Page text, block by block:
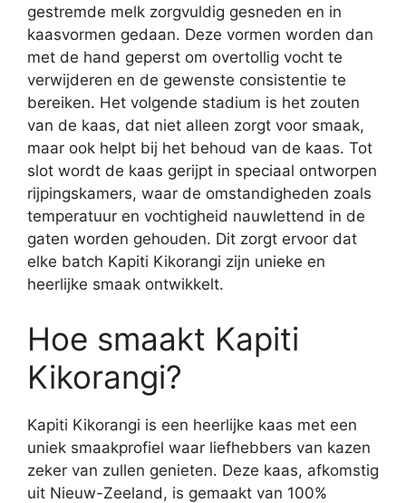
gestremde melk zorgvuldig gesneden en in
kaasvormen gedaan. Deze vormen worden dan
met de hand geperst om overtollig vocht te
verwijderen en de gewenste consistentie te
bereiken. Het volgende stadium is het zouten
van de kaas, dat niet alleen zorgt voor smaak,
maar ook helpt bij het behoud van de kaas. Tot
slot wordt de kaas gerijpt in speciaal ontworpen
rijpingskamers, waar de omstandigheden zoals
temperatuur en vochtigheid nauwlettend in de
gaten worden gehouden. Dit zorgt ervoor dat
elke batch Kapiti Kikorangi zijn unieke en
heerlijke smaak ontwikkelt.
Hoe smaakt Kapiti
Kikorangi?
Kapiti Kikorangi is een heerlijke kaas met een
uniek smaakprofiel waar liefhebbers van kazen
zeker van zullen genieten. Deze kaas, afkomstig
uit Nieuw-Zeeland, is gemaakt van 100%